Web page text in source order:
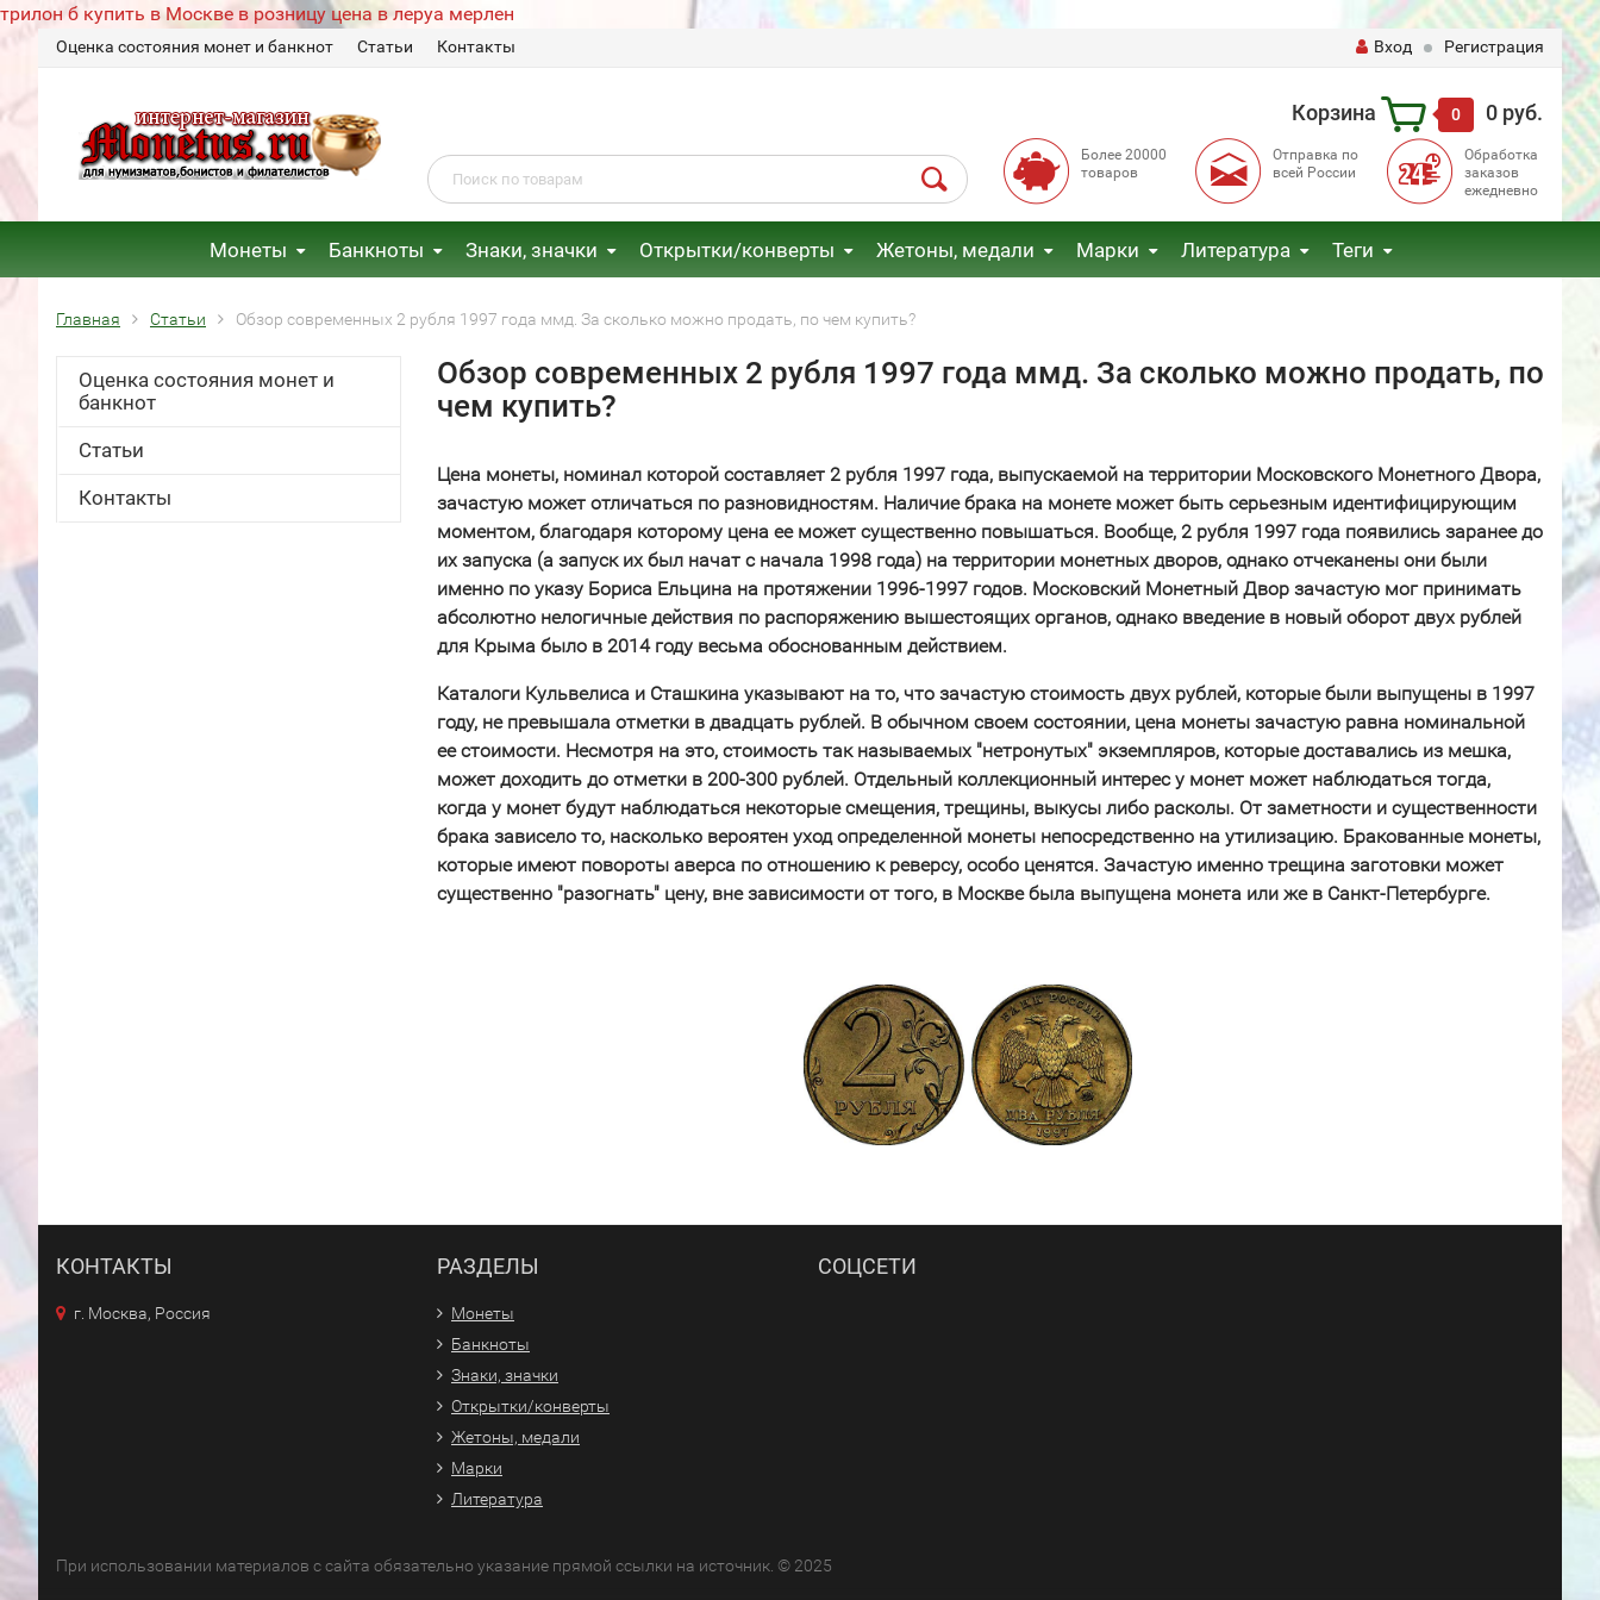
трилон б купить в Москве в розницу цена в леруа мерлен
Оценка состояния монет и банкнот Статьи Контакты Вход Регистрация
Корзина 0 0 руб.
Более 20000
товаров
Отправка по
всей России
Обработка
заказов
ежедневно
Монеты Банкноты Знаки, значки Открытки/конверты Жетоны, медали Марки Литература Теги
Главная Статьи Обзор современных 2 рубля 1997 года ммд. За сколько можно продать, по чем купить?
Оценка состояния монет и
банкнот
Статьи
Контакты
Обзор современных 2 рубля 1997 года ммд. За сколько можно продать, по
чем купить?
Цена монеты, номинал которой составляет 2 рубля 1997 года, выпускаемой на территории Московского Монетного Двора,
зачастую может отличаться по разновидностям. Наличие брака на монете может быть серьезным идентифицирующим
моментом, благодаря которому цена ее может существенно повышаться. Вообще, 2 рубля 1997 года появились заранее до
их запуска (а запуск их был начат с начала 1998 года) на территории монетных дворов, однако отчеканены они были
именно по указу Бориса Ельцина на протяжении 1996-1997 годов. Московский Монетный Двор зачастую мог принимать
абсолютно нелогичные действия по распоряжению вышестоящих органов, однако введение в новый оборот двух рублей
для Крыма было в 2014 году весьма обоснованным действием.
Каталоги Кульвелиса и Сташкина указывают на то, что зачастую стоимость двух рублей, которые были выпущены в 1997
году, не превышала отметки в двадцать рублей. В обычном своем состоянии, цена монеты зачастую равна номинальной
ее стоимости. Несмотря на это, стоимость так называемых "нетронутых" экземпляров, которые доставались из мешка,
может доходить до отметки в 200-300 рублей. Отдельный коллекционный интерес у монет может наблюдаться тогда,
когда у монет будут наблюдаться некоторые смещения, трещины, выкусы либо расколы. От заметности и существенности
брака зависело то, насколько вероятен уход определенной монеты непосредственно на утилизацию. Бракованные монеты,
которые имеют повороты аверса по отношению к реверсу, особо ценятся. Зачастую именно трещина заготовки может
существенно "разогнать" цену, вне зависимости от того, в Москве была выпущена монета или же в Санкт-Петербурге.
КОНТАКТЫ
г. Москва, Россия
РАЗДЕЛЫ
Монеты
Банкноты
Знаки, значки
Открытки/конверты
Жетоны, медали
Марки
Литература
СОЦСЕТИ
При использовании материалов с сайта обязательно указание прямой ссылки на источник. © 2025